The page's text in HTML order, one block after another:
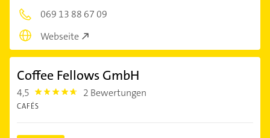
069 13 88 67 09
Webseite
Coffee Fellows GmbH
4,5 4.5 2 Bewertungen
CAFÉS